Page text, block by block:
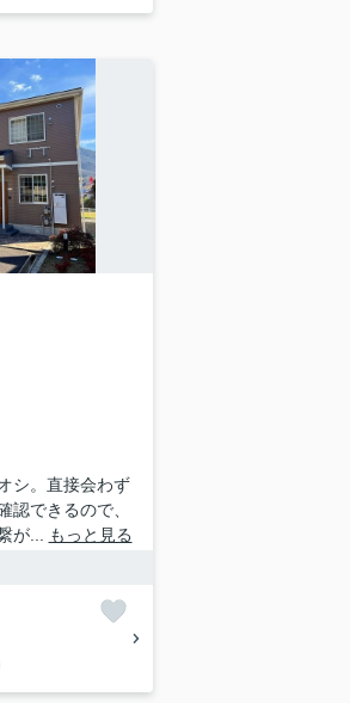
シ。直接会わず
認できるので、
が...
もっと見る